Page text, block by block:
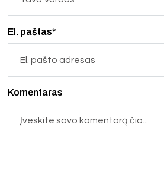
El. paštas*
Komentaras